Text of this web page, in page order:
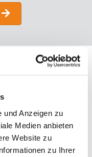
und Anzeigen zu
Medien anbieten
Website zu
zu Ihrer